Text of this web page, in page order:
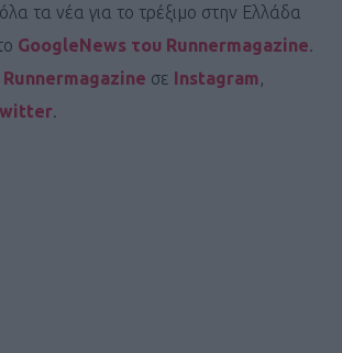
τα νέα για το τρέξιμο στην Ελλάδα
GoogleNews του Runnermagazine.
Runnermagazine σε Instagram,
.